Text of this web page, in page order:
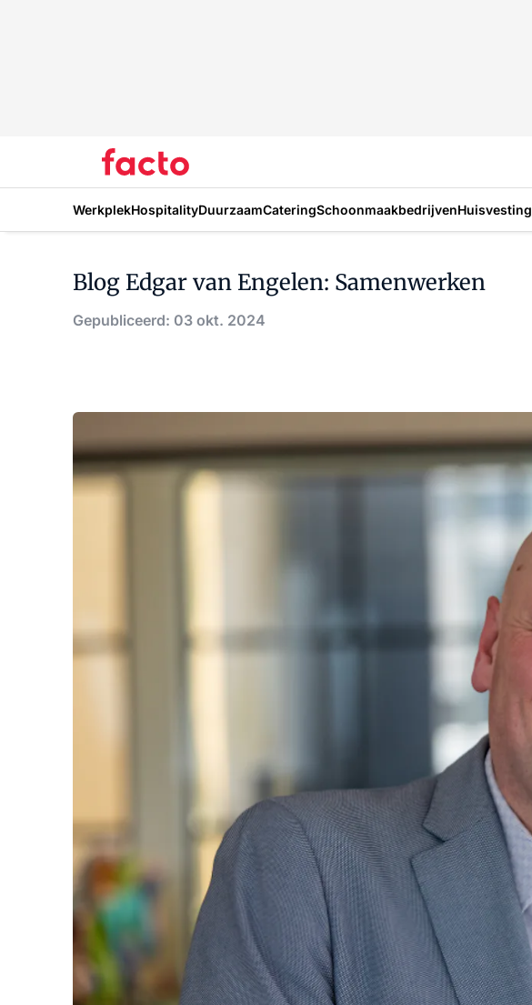
WerkplekHospitalityDuurzaamCateringSchoonmaakbedrijvenHuisvesting
Blog Edgar van Engelen: Samenwerken
Gepubliceerd: 03 okt. 2024